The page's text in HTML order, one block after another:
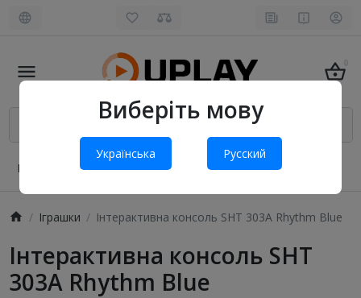
Виберіть мову
Українська Русский
0
Про нас Оплата і доставка Обмін та повернення
Іграшки Інтерактивна консоль SHT 303A Rhythm Blue
Інтерактивна консоль SHT
303A Rhythm Blue